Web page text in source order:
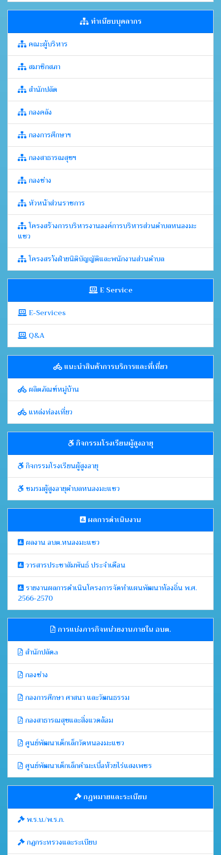
ทำเนียบบุคลากร
คณะผู้บริหาร
สมาชิกสภา
สำนักปลัด
กองคลัง
กองการศึกษาฯ
กองสาธารณสุขฯ
กองช่าง
หัวหน้าส่วนราชการ
โครงสร้างการบริหารงานองค์การบริหารส่วนตำบลหนองมะ
แซว
โครงสรา้งฝ่ายนิติบัญญัติและพนักงานส่วนตำบล
E Service
E-Services
Q&A
แนะนำสินค้าการบริการและที่เที่ยว
ผลิตภัณฑ์หมู่บ้าน
แหล่งท่องเที่ยว
กิจกรรมโรงเรียนผู้สูงอายุ
กิจกรรมโรงเรียนผู้สูงอายุ
ชมรมผู้สูงอายุตำบลหนองมะแซว
ผลการดำเนินงาน
ผลงาน อบต.หนองมะแซว
วารสารประชาสัมพันธ์ ประจำเดือน
รายงานผลการดำเนินโครงการจัดทำแผนพัฒนาท้องถิ่น พ.ศ.
2566-2570
การแบ่งภารกิจหน่วยงานภายใน อบต.
สำนักปลัดa
กองช่าง
กองการศึกษา ศาสนา และวัฒนธรรม
กองสาธารณสุขและสิ่งแวดล้อม
ศูนย์พัฒนาเด็กเล็กวัดหนองมะแซว
ศูนย์พัฒนาเด็กเล็กคำมะเบื่อห้วยไร่แสงเพชร
กฎหมายและระเบียบ
พ.ร.บ./พ.ร.ก.
กฎกระทรวงและระเบียบ